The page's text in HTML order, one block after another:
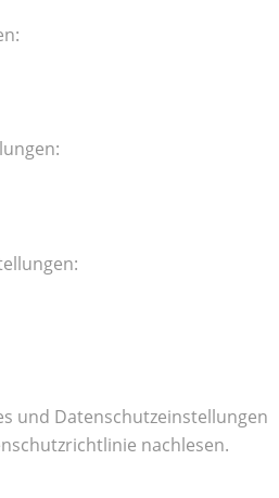
und Datenschutzeinstellungen
nachlesen.